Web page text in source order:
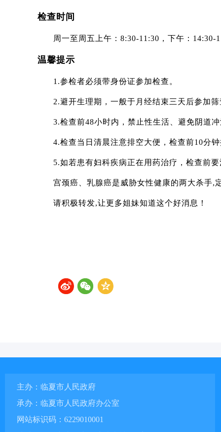
检查时间
周一至周五上午：8:30-11:30，下午：14:30-
温馨提示
1.参检者必须带身份证参加检查。
2.避开生理期，一般于月经结束三天后参加
3.检查前48小时内，禁止性生活、避免阴道
4.检查当日清晨注意排空大便，检查前10分
5.如若患有妇科疾病正在用药治疗，检查前
宫颈癌、乳腺癌是威胁女性健康的两大杀手,
请积极转发,让更多姐妹知道这个好消息！
主办：临夏市人民政府
承办：临夏市人民政府办公室
网站标识码：6229010001